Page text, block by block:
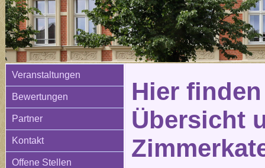
Veranstaltungen
Bewertungen
Partner
Kontakt
Offene Stellen
Hier
Übersicht